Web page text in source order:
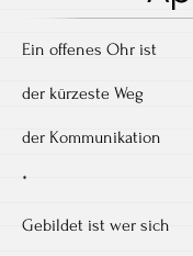
Ein offenes Ohr ist
der kürzeste Weg
der Kommunikation
*
Gebildet ist wer sich